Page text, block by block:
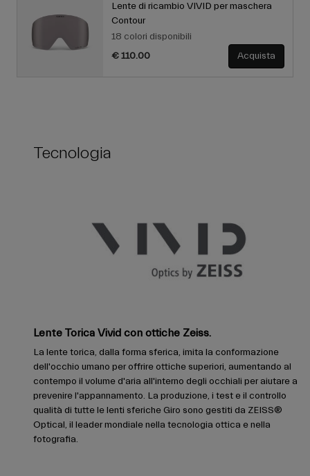
Lente di ricambio VIVID per maschera
Contour
18 colori disponibili
€ 110.00
Acquista
Tecnologia
Lente Torica Vivid con ottiche Zeiss.
La lente torica, dalla forma sferica, imita la conformazione
dell'occhio umano per offrire ottiche superiori, aumentando al
contempo il volume d'aria all'interno degli occhiali per aiutare a
prevenire l'appannamento. La produzione, i test e il controllo
qualità di tutte le lenti sferiche Giro sono gestiti da ZEISS®
Optical, il leader mondiale nella tecnologia ottica e nella
fotografia.